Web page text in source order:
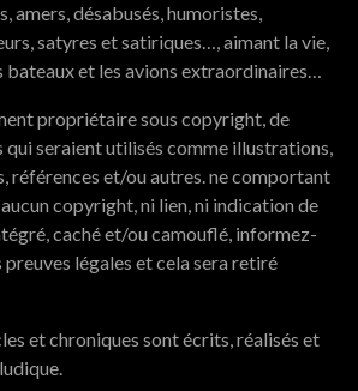
amers, désabusés, humoristes,
satyres et satiriques…, aimant la vie,
bateaux et les avions extraordinaires…
propriétaire sous copyright, de
seraient utilisés comme illustrations,
références et/ou autres. ne comportant
copyright, ni lien, ni indication de
caché et/ou camouflé, informez-
preuves légales et cela sera retiré
et chroniques sont écrits, réalisés et